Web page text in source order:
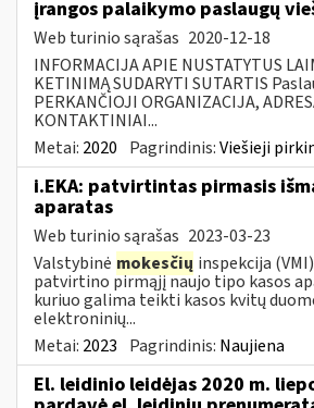
įrangos palaikymo paslaugų
Web turinio sąrašas 2020-12-18
INFORMACIJA APIE NUSTATYTUS
KETINIMĄ SUDARYTI SUTARTIS
PERKANČIOJI ORGANIZACIJA,
KONTAKTINIAI...
Metai: 2020 Pagrindinis:Viešieji
i.EKA: patvirtintas pirmasis
aparatas
Web turinio sąrašas 2023-03-23
Valstybinė mokesčių inspekcija
patvirtino pirmąjį naujo tipo kasos
kuriuo galima teikti kasos kvitų
elektroninių...
Metai: 2023 Pagrindinis: Naujiena
El. leidinio leidėjas 2020 m.